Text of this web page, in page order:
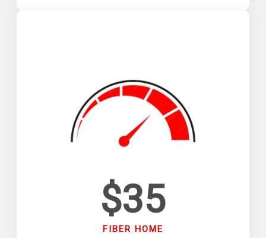
$35
FIBER HOME